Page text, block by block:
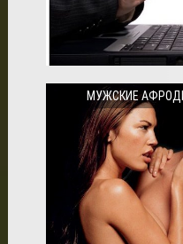
МУЖСКИЕ